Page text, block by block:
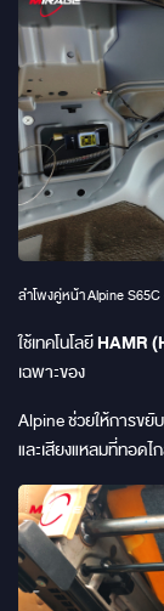
ลำโพงคู่หน้าAlpine
ใช้เทคโนโลยีHAMR
เฉพาะของ
Alpine ช่วยให้การขยั
และเสียงแหลมที่ทอดไ